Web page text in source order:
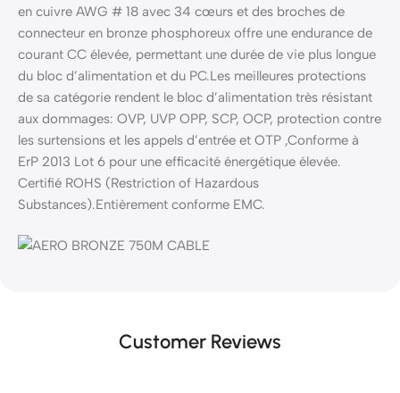
en cuivre AWG # 18 avec 34 cœurs et des broches de
connecteur en bronze phosphoreux offre une endurance de
courant CC élevée, permettant une durée de vie plus longue
du bloc d’alimentation et du PC.Les meilleures protections
de sa catégorie rendent le bloc d’alimentation très résistant
aux dommages: OVP, UVP OPP, SCP, OCP, protection contre
les surtensions et les appels d’entrée et OTP ,Conforme à
ErP 2013 Lot 6 pour une efficacité énergétique élevée.
Certifié ROHS (Restriction of Hazardous
Substances).Entièrement conforme EMC.
Customer Reviews